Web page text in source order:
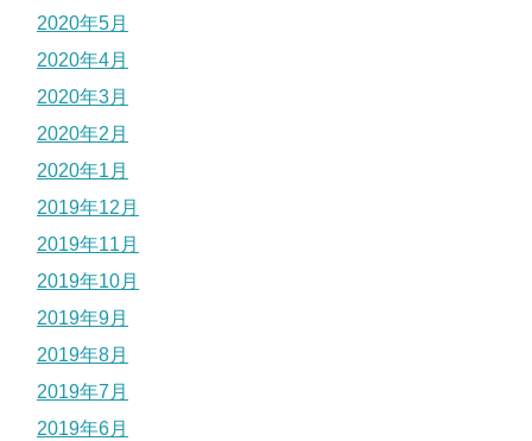
2020年5月
2020年4月
2020年3月
2020年2月
2020年1月
2019年12月
2019年11月
2019年10月
2019年9月
2019年8月
2019年7月
2019年6月